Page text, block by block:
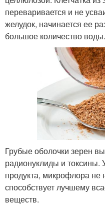
переваривается и не
желудок, начинается ее
большое количество воды.
Грубые оболочки зерен
радионуклиды и токсины.
продукта, микрофлора не
способствует лучшему
веществ.